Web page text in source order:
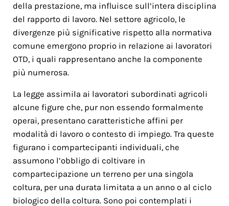
della prestazione, ma influisce sull’intera disciplina
del rapporto di lavoro. Nel settore agricolo, le
divergenze più significative rispetto alla normativa
comune emergono proprio in relazione ai lavoratori
OTD, i quali rappresentano anche la componente
più numerosa.
La legge assimila ai lavoratori subordinati agricoli
alcune figure che, pur non essendo formalmente
operai, presentano caratteristiche affini per
modalità di lavoro o contesto di impiego. Tra queste
figurano i compartecipanti individuali, che
assumono l’obbligo di coltivare in
compartecipazione un terreno per una singola
coltura, per una durata limitata a un anno o al ciclo
biologico della coltura. Sono poi contemplati i